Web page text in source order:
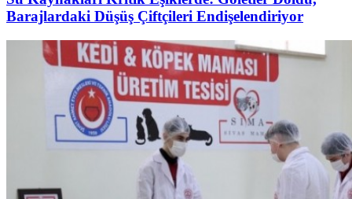
Barajlardaki Düşüş Çiftçileri Endişelendiriyor